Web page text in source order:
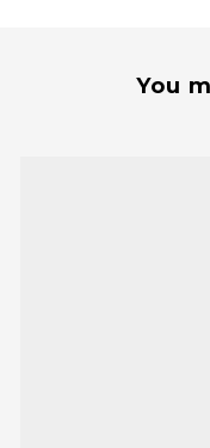
You